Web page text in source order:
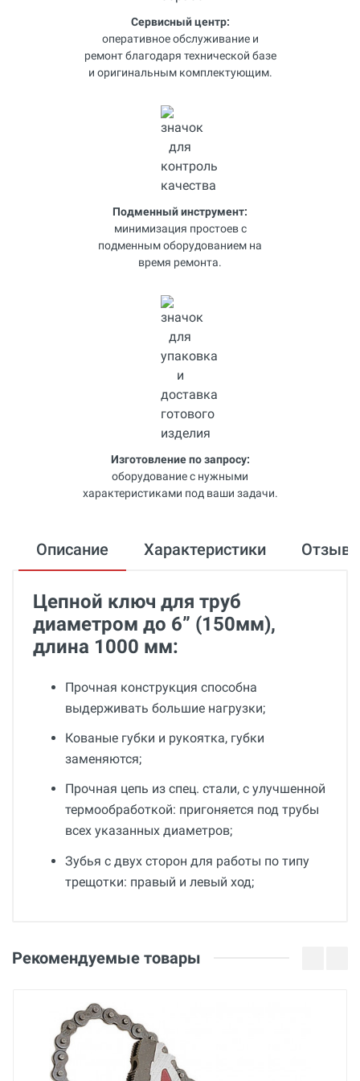
Сервисный центр:
оперативное обслуживание и
ремонт благодаря технической базе
и оригинальным комплектующим.
Подменный инструмент:
минимизация простоев с
подменным оборудованием на
время ремонта.
Изготовление по запросу:
оборудование с нужными
характеристиками под ваши задачи.
Описание Характеристики
Цепной ключ для труб
диаметром до 6” (150мм),
длина 1000 мм:
Прочная конструкция способна
выдерживать большие нагрузки;
Кованые губки и рукоятка, губки
заменяются;
Прочная цепь из спец. стали, c улучшенной
термообработкой: пригоняется под трубы
всех указанных диаметров;
Зубья с двух сторон для работы по типу
трещотки: правый и левый ход;
36 месяцев
9.5 кг
Страна производства
Беларусь
Сергей
Евгений Лепкин
Рекомендуемые товары